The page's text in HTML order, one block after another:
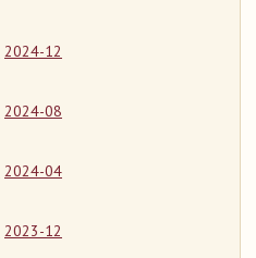
2024-12
2024-08
2024-04
2023-12